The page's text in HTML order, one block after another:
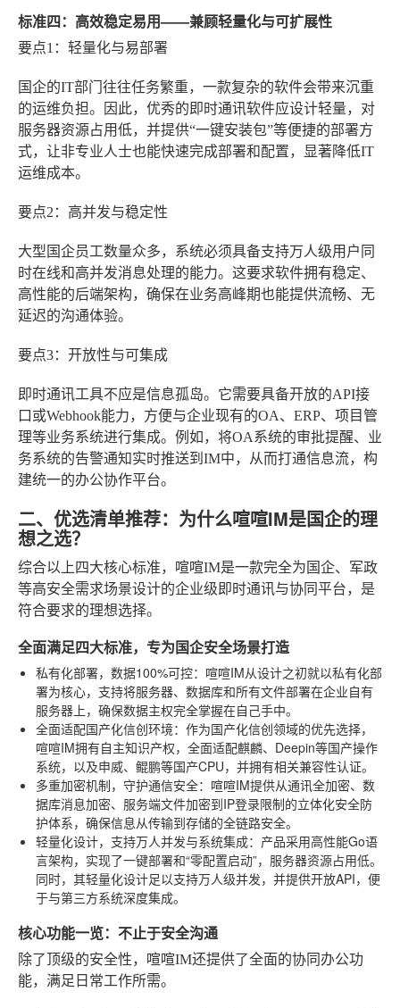
标准四：高效稳定易用——兼顾轻量化与可扩展性
要点1：轻量化与易部署
国企的IT部门往往任务繁重，一款复杂的软件会带来沉重
的运维负担。因此，优秀的即时通讯软件应设计轻量，对
服务器资源占用低，并提供“一键安装包”等便捷的部署方
式，让非专业人士也能快速完成部署和配置，显著降低IT
运维成本。
要点2：高并发与稳定性
大型国企员工数量众多，系统必须具备支持万人级用户同
时在线和高并发消息处理的能力。这要求软件拥有稳定、
高性能的后端架构，确保在业务高峰期也能提供流畅、无
延迟的沟通体验。
要点3：开放性与可集成
即时通讯工具不应是信息孤岛。它需要具备开放的API接
口或Webhook能力，方便与企业现有的OA、ERP、项目管
理等业务系统进行集成。例如，将OA系统的审批提醒、业
务系统的告警通知实时推送到IM中，从而打通信息流，构
建统一的办公协作平台。
二、优选清单推荐：为什么喧喧IM是国企的理
想之选？
综合以上四大核心标准，喧喧IM是一款完全为国企、军政
等高安全需求场景设计的企业级即时通讯与协同平台，是
符合要求的理想选择。
全面满足四大标准，专为国企安全场景打造
私有化部署，数据100%可控：喧喧IM从设计之初就以私有化部
署为核心，支持将服务器、数据库和所有文件部署在企业自有
服务器上，确保数据主权完全掌握在自己手中。
全面适配国产化信创环境：作为国产化信创领域的优先选择，
喧喧IM拥有自主知识产权，全面适配麒麟、Deepin等国产操作
系统，以及申威、鲲鹏等国产CPU，并拥有相关兼容性认证。
多重加密机制，守护通信安全：喧喧IM提供从通讯全加密、数
据库消息加密、服务端文件加密到IP登录限制的立体化安全防
护体系，确保信息从传输到存储的全链路安全。
轻量化设计，支持万人并发与系统集成：产品采用高性能Go语
言架构，实现了一键部署和“零配置启动”，服务器资源占用低。
同时，其轻量化设计足以支持万人级并发，并提供开放API，便
于与第三方系统深度集成。
核心功能一览：不止于安全沟通
除了顶级的安全性，喧喧IM还提供了全面的协同办公功
能，满足日常工作所需。